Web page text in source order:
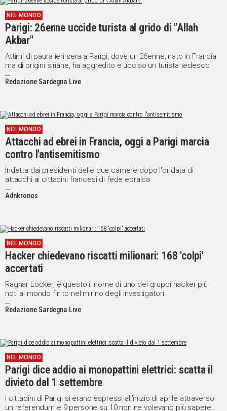
NEL MONDO
Parigi: 26enne uccide turista al grido di "Allah
Akbar"
Attimi di paura ieri sera a Parigi, dove un 26enne, nato in Francia
ma di origini siriane, ha aggredito e ucciso un turista tedesco
Redazione Sardegna Live
NEL MONDO
Attacchi ad ebrei in Francia, oggi a Parigi marcia
contro l'antisemitismo
Indetta dai presidenti delle due camere dopo l'ondata di
attacchi ai cittadini francesi di fede ebraica
Adnkronos
NEL MONDO
Hacker chiedevano riscatti milionari: 168 'colpi'
accertati
Ragnar Locker, è questo il nome di uno dei gruppi hacker più
noti al mondo finito nel mirino degli investigatori
Redazione Sardegna Live
NEL MONDO
Parigi dice addio ai monopattini elettrici: scatta il
divieto dal 1 settembre
I cittadini di Parigi si erano espressi all'inizio di aprile attraverso
un referendum e 9 persone su 10 non ne volevano più sapere